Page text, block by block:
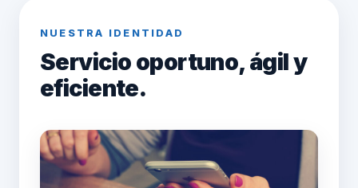
NUESTRA IDENTIDAD
Servicio oportuno, ágil y
eficiente.